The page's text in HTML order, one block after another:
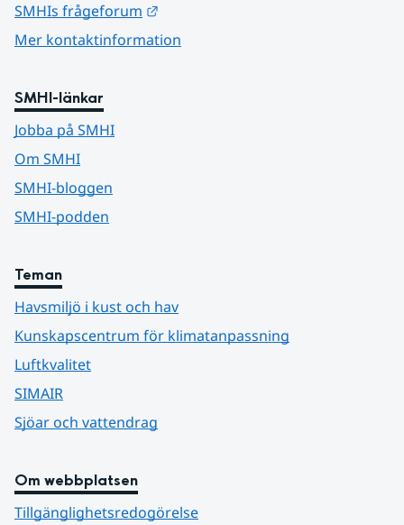
SMHIs frågeforum
Mer kontaktinformation
SMHI-länkar
Jobba på SMHI
Om SMHI
SMHI-bloggen
SMHI-podden
Teman
Havsmiljö i kust och hav
Kunskapscentrum för klimatanpassning
Luftkvalitet
SIMAIR
Sjöar och vattendrag
Om webbplatsen
Tillgänglighetsredogörelse